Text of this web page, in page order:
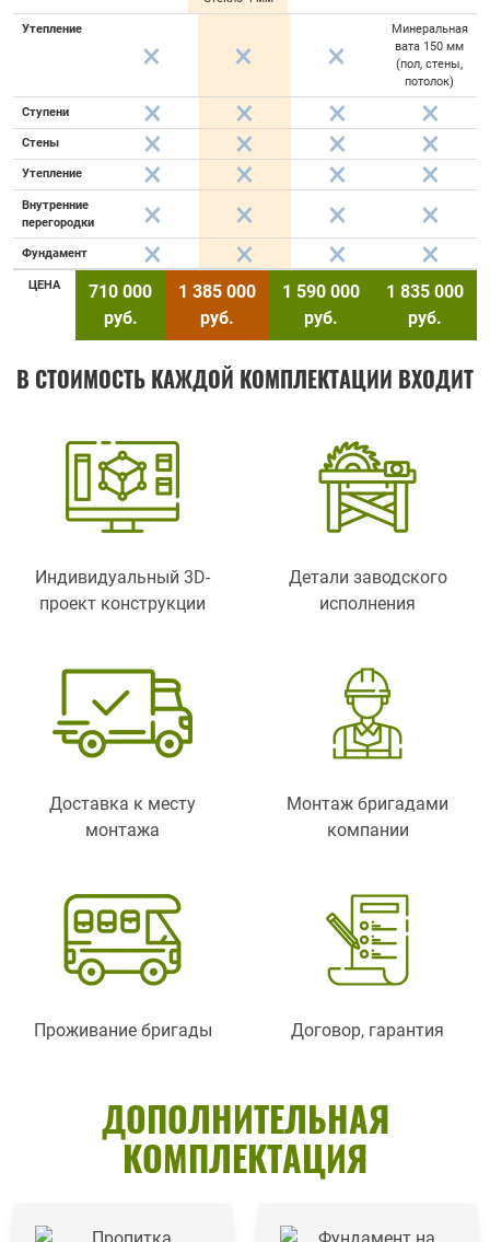
Утепление
Минеральная
вата 150 мм
(пол, стены,
потолок)
Ступени
Стены
Утепление
Внутренние
перегородки
Фундамент
ЦЕНА
710 000
руб.
1 385 000
руб.
1 590 000
руб.
1 835 000
руб.
В СТОИМОСТЬ КАЖДОЙ КОМПЛЕКТАЦИИ ВХОДИТ
Индивидуальный 3D-
проект конструкции
Детали заводского
исполнения
Доставка к месту
монтажа
Монтаж бригадами
компании
Проживание бригады Договор, гарантия
ДОПОЛНИТЕЛЬНАЯ
КОМПЛЕКТАЦИЯ